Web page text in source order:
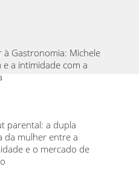
à Gastronomia: Michele
e a intimidade com a
parental: a dupla
da mulher entre a
e o mercado de